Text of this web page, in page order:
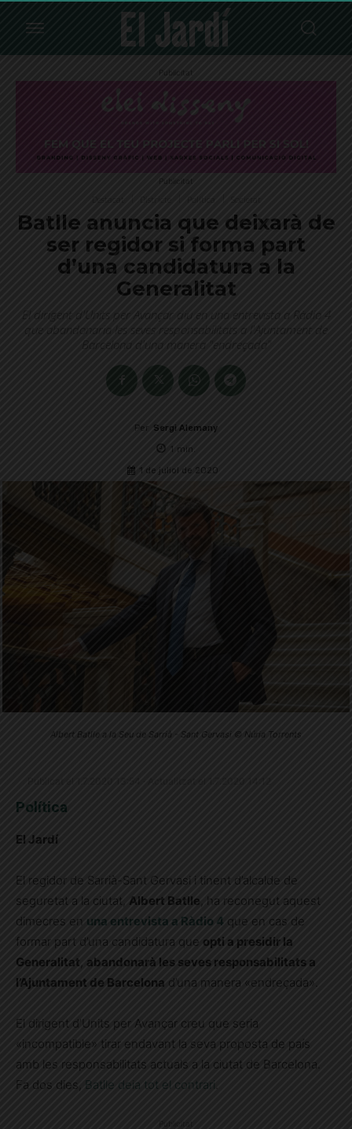
Publicitat
Publicitat
Batlle anuncia que deixarà de
ser regidor si forma part
d’una candidatura a la
Generalitat
El dirigent d'Units per Avançar diu en una entrevista a Ràdio 4
que abandonaria les seves responsabilitats a l'Ajuntament de
Barcelona d'una manera "endreçada"
Per Sergi Alemany
1 min.
1 de juliol de 2020
Albert Batlle a la Seu de Sarrià - Sant Gervasi © Núria Torrents
Política
El Jardí
El regidor de Sarrià-Sant Gervasi i tinent d’alcalde de
seguretat a la ciutat, Albert Batlle , ha reconegut aquest
dimecres en una entrevista a Ràdio 4 que en cas de
formar part d’una candidatura que opti a presidir la
Generalitat, abandonarà les seves responsabilitats a
l’Ajuntament de Barcelona d’una manera «endreçada».
El dirigent d’Units per Avançar creu que seria
«incompatible» tirar endavant la seva proposta de país
amb les responsabilitats actuals a la ciutat de Barcelona.
Fa dos dies, Batlle deia tot el contrari
Publicitat